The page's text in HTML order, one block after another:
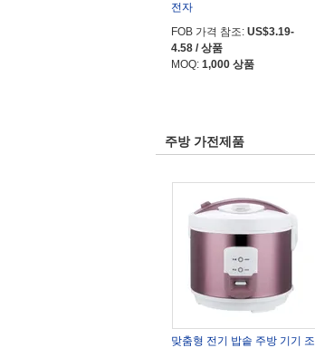
전자
FOB 가격 참조: US$3.19-
4.58 / 상품
MOQ: 1,000 상품
주방 가전제품
맞춤형 전기 밥솥 주방 기기 조